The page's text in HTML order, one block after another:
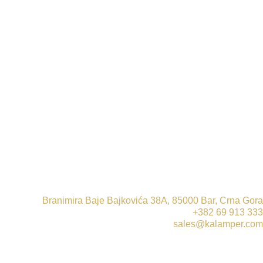
Branimira Baje Bajkovića 38A, 85000 Bar, Crna Gora
+382 69 913 333
sales@kalamper.com